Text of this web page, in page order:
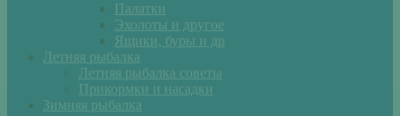
Палатки
Эхолоты и другое
Ящики, буры и др
Летняя рыбалка
Летняя рыбалка советы
Прикормки и насадки
Зимняя рыбалка